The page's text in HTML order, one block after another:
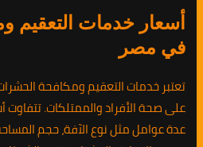
أسعار خدمات التعقيم
في مصر
تعتبر خدمات التعقيم ومكافحة
على صحة الأفراد والممتلكات. تتفاوت
عدة عوامل مثل نوع الآفة، حجم